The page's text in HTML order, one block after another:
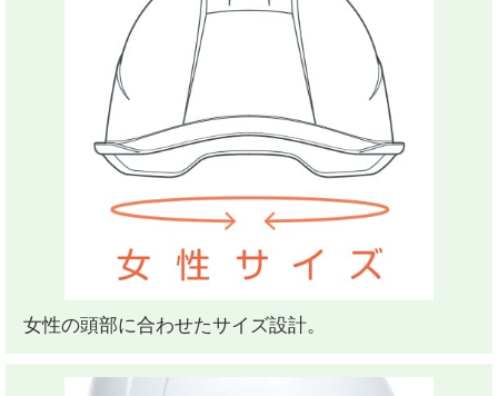
女性の頭部に合わせたサイズ設計。